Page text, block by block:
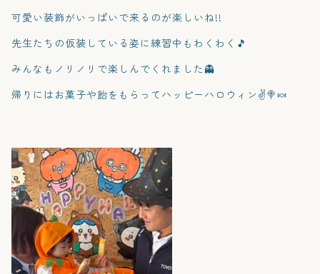
可愛い装飾がいっぱいで来るのが楽しいね!!
先生たちの仮装している姿に練習中もわくわく🎵
みんなもノリノリで楽しんでくれました👻
帰りにはお菓子や飴をもらってハッピーハロウィン✌️🍭🍬